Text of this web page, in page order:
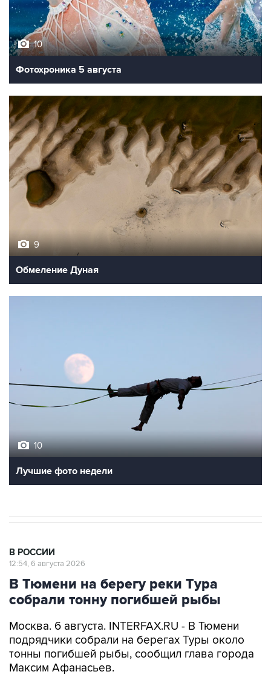
10
Фотохроника 5 августа
9
Обмеление Дуная
10
Лучшие фото недели
В РОССИИ
12:54, 6 августа 2026
В Тюмени на берегу реки Тура
собрали тонну погибшей рыбы
Москва. 6 августа. INTERFAX.RU - В Тюмени
подрядчики собрали на берегах Туры около
тонны погибшей рыбы, сообщил глава города
Максим Афанасьев.